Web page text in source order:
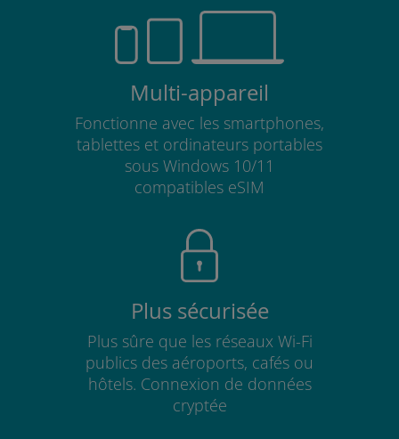
Multi-appareil
Fonctionne avec les smartphones,
tablettes et ordinateurs portables
sous Windows 10/11
compatibles eSIM
Plus sécurisée
Plus sûre que les réseaux Wi-Fi
publics des aéroports, cafés ou
hôtels. Connexion de données
cryptée